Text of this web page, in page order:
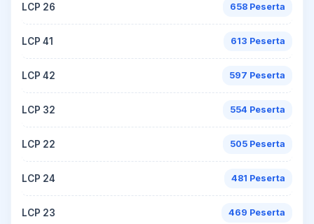
LCP 26 658 Peserta
LCP 41 613 Peserta
LCP 42 597 Peserta
LCP 32 554 Peserta
LCP 22 505 Peserta
LCP 24 481 Peserta
LCP 23 469 Peserta